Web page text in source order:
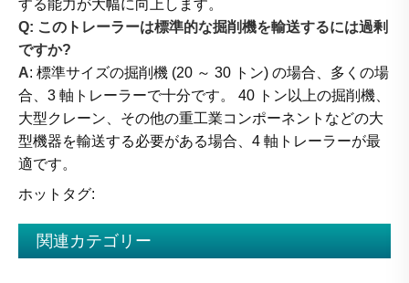
する能力が大幅に向上します。
Q: このトレーラーは標準的な掘削機を輸送するには過剰
ですか?
A: 標準サイズの掘削機 (20 ～ 30 トン) の場合、多くの場
合、3 軸トレーラーで十分です。 40 トン以上の掘削機、
大型クレーン、その他の重工業コンポーネントなどの大
型機器を輸送する必要がある場合、4 軸トレーラーが最
適です。
ホットタグ:
関連カテゴリー